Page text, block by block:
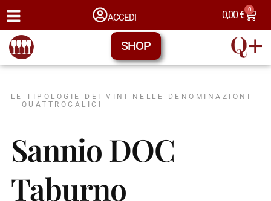
ACCEDI 0,00€ 0
SHOP
LE TIPOLOGIE DEI VINI NELLE DENOMINAZIONI
– QUATTROCALICI
Sannio DOC
Taburno